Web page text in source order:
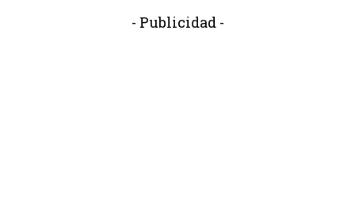
- Publicidad -